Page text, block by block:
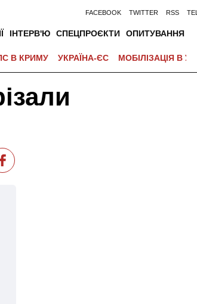
FACEBOOK TWITTER RSS
ІНТЕРВ'Ю СПЕЦПРОЄКТИ ОПИТУВАННЯ
В КРИМУ УКРАЇНА-ЄС МОБІЛІЗАЦІЯ В